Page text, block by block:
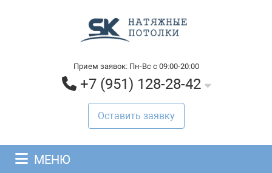
Прием заявок: Пн-Вс с 09:00-20:00
+7 (951) 128-28-42
Оставить заявку
МЕНЮ